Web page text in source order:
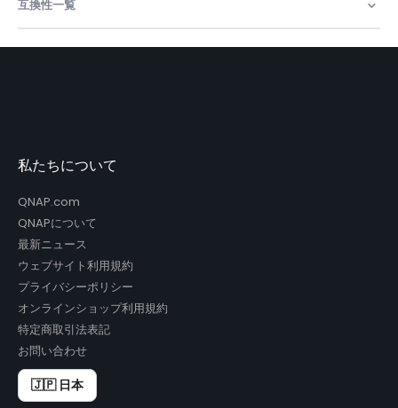
互換性一覧
私たちについて
QNAP.com
QNAPについて
最新ニュース
ウェブサイト利用規約
プライバシーポリシー
オンラインショップ利用規約
特定商取引法表記
お問い合わせ
🇯🇵 日本